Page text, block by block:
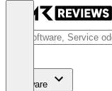
Software